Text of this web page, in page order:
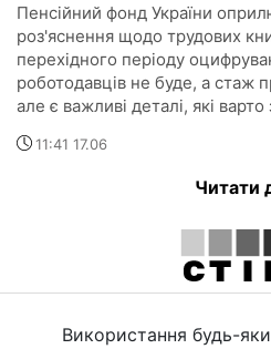
Пенсійний фонд України
роз'яснення щодо трудових
перехідного періоду
роботодавців не буде, а стаж
але є важливі деталі, які
11:41 17.06
Читати
Використання будь-